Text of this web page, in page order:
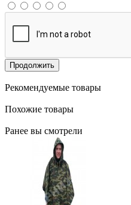
Продолжить
Рекомендуемые товары
Похожие товары
Ранее вы смотрели